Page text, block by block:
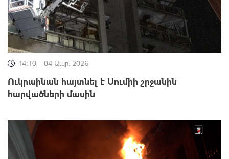
14:10 04 Ապր, 2026
Ուկրաինան հայտնել է Սումիի շրջանին
հարվածների մասին